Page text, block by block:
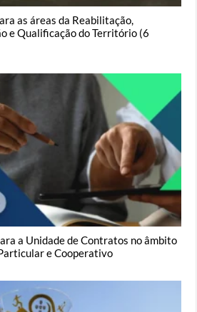
as áreas da Reabilitação,
e Qualificação do Território (6
a Unidade de Contratos no âmbito
e Cooperativo